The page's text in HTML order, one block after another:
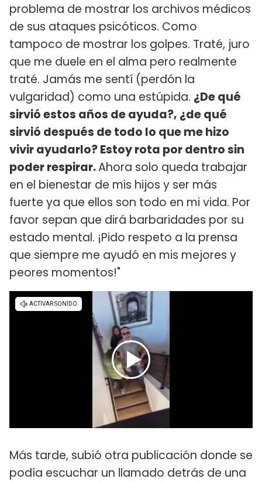
problema de mostrar los archivos médicos
de sus ataques psicóticos. Como
tampoco de mostrar los golpes. Traté, juro
que me duele en el alma pero realmente
traté. Jamás me sentí (perdón la
vulgaridad) como una estúpida. ¿De qué
sirvió estos años de ayuda?, ¿de qué
sirvió después de todo lo que me hizo
vivir ayudarlo? Estoy rota por dentro sin
poder respirar.Ahora solo queda trabajar
en el bienestar de mis hijos y ser más
fuerte ya que ellos son todo en mi vida. Por
favor sepan que dirá barbaridades por su
estado mental. ¡Pido respeto a la prensa
que siempre me ayudó en mis mejores y
peores momentos!"
Más tarde, subió otra publicación donde se
podía escuchar un llamado detrás de una